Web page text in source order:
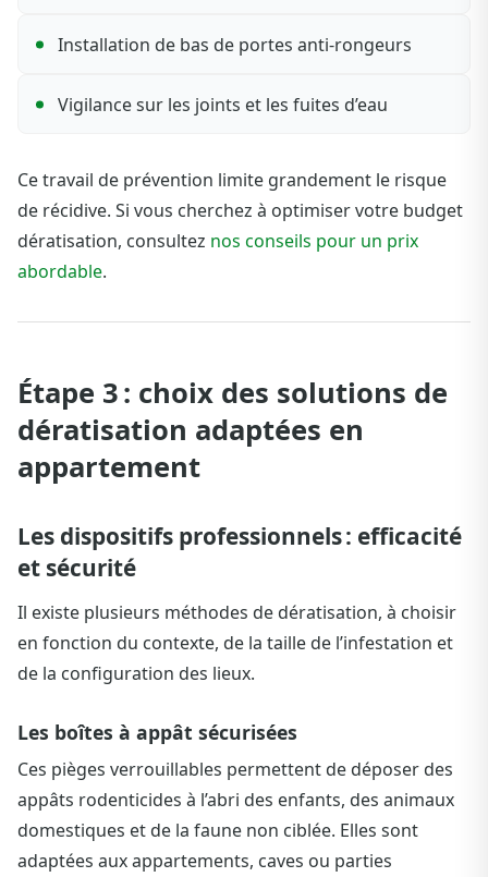
Installation de bas de portes anti-rongeurs
Vigilance sur les joints et les fuites d’eau
Ce travail de prévention limite grandement le risque
de récidive. Si vous cherchez à optimiser votre budget
dératisation, consultez nos conseils pour un prix
abordable.
Étape 3 : choix des solutions de
dératisation adaptées en
appartement
Les dispositifs professionnels : efficacité
et sécurité
Il existe plusieurs méthodes de dératisation, à choisir
en fonction du contexte, de la taille de l’infestation et
de la configuration des lieux.
Les boîtes à appât sécurisées
Ces pièges verrouillables permettent de déposer des
appâts rodenticides à l’abri des enfants, des animaux
domestiques et de la faune non ciblée. Elles sont
adaptées aux appartements, caves ou parties